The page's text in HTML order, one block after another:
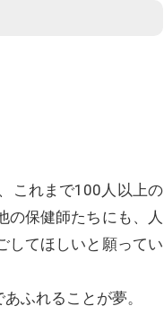
これまで100人以上の
の保健師たちにも、人
してほしいと願ってい
ふれることが夢。